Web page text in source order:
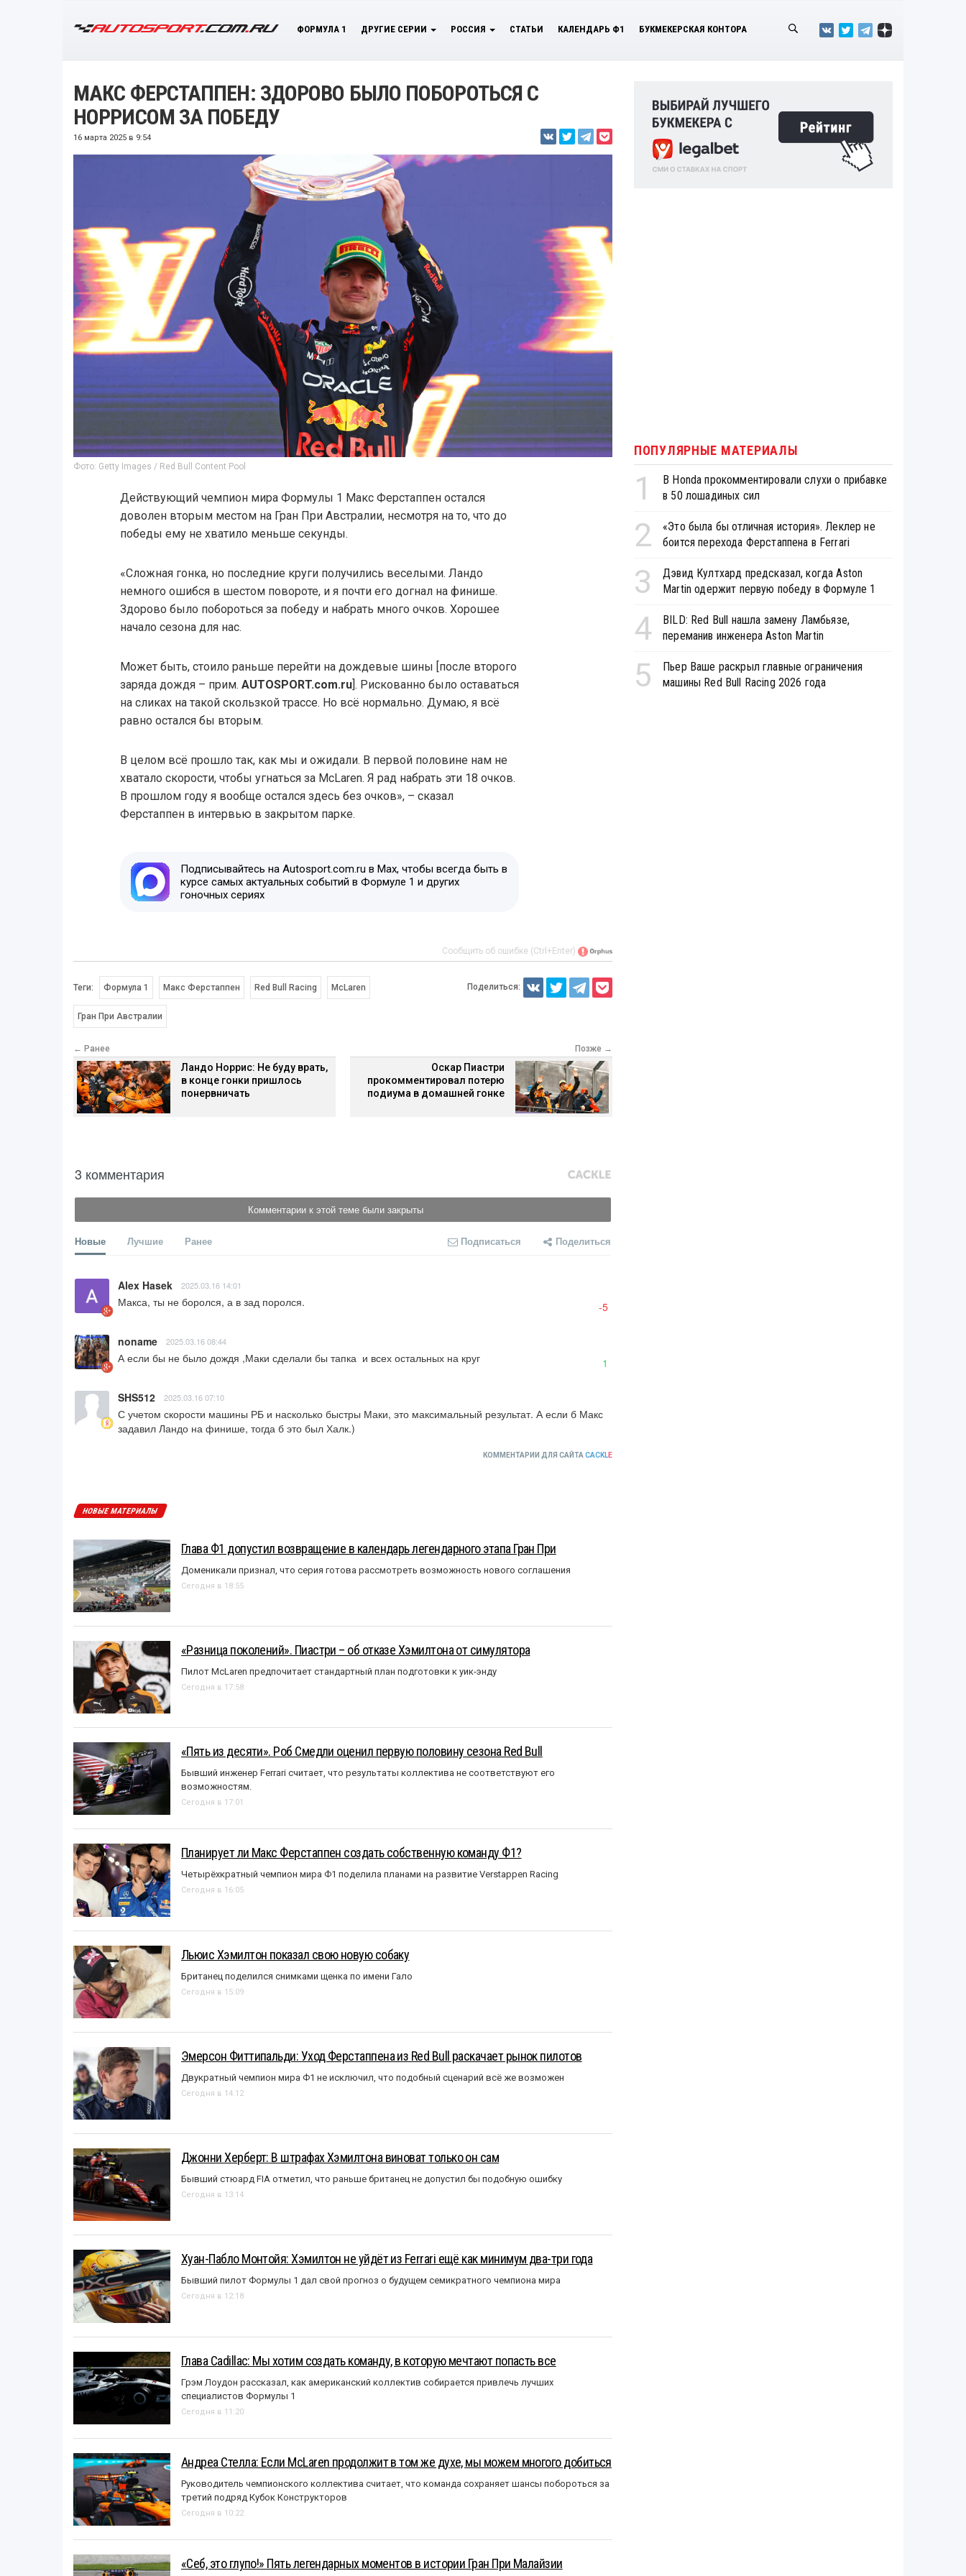
ФОРМУЛА 1 ДРУГИЕ СЕРИИ РОССИЯ СТАТЬИ КАЛЕНДАРЬ Ф1 БУКМЕКЕРСКАЯ КОНТОРА
МАКС ФЕРСТАППЕН: ЗДОРОВО БЫЛО ПОБОРОТЬСЯ С
НОРРИСОМ ЗА ПОБЕДУ
16 марта 2025 в 9:54
Фото: Getty Images / Red Bull Content Pool
Действующий чемпион мира Формулы 1 Макс Ферстаппен остался
доволен вторым местом на Гран При Австралии, несмотря на то, что до
победы ему не хватило меньше секунды.
«Сложная гонка, но последние круги получились веселыми. Ландо
немного ошибся в шестом повороте, и я почти его догнал на финише.
Здорово было побороться за победу и набрать много очков. Хорошее
начало сезона для нас.
Может быть, стоило раньше перейти на дождевые шины [после второго
заряда дождя – прим. AUTOSPORT.com.ru]. Рискованно было оставаться
на сликах на такой скользкой трассе. Но всё нормально. Думаю, я всё
равно остался бы вторым.
В целом всё прошло так, как мы и ожидали. В первой половине нам не
хватало скорости, чтобы угнаться за McLaren. Я рад набрать эти 18 очков.
В прошлом году я вообще остался здесь без очков», – сказал
Ферстаппен в интервью в закрытом парке.
Подписывайтесь на Autosport.com.ru в Max, чтобы всегда быть в
курсе самых актуальных событий в Формуле 1 и других
гоночных сериях
Сообщить об ошибке (Ctrl+Enter)
Теги: Формула 1 Макс Ферстаппен Red Bull Racing McLaren
Гран При Австралии
Поделиться:
← Ранее
Ландо Норрис: Не буду врать,
в конце гонки пришлось
понервничать
Позже →
Оскар Пиастри
прокомментировал потерю
подиума в домашней гонке
3 комментария
Комментарии к этой теме были закрыты
Новые Лучшие Ранее Подписаться Поделиться
Alex Hasek 2025.03.16 14:01
Макса, ты не боролся, а в зад поролся. -5
noname 2025.03.16 08:44
А если бы не было дождя ,Маки сделали бы тапка  и всех остальных на круг 1
SHS512 2025.03.16 07:10
С учетом скорости машины РБ и насколько быстры Маки, это максимальный результат. А если б Макс
задавил Ландо на финише, тогда б это был Халк.)
КОММЕНТАРИИ ДЛЯ САЙТА CACKLE
НОВЫЕ МАТЕРИАЛЫ
Глава Ф1 допустил возвращение в календарь легендарного этапа Гран При
Доменикали признал, что серия готова рассмотреть возможность нового соглашения
Сегодня в 18:55
«Разница поколений». Пиастри – об отказе Хэмилтона от симулятора
Пилот McLaren предпочитает стандартный план подготовки к уик-энду
Сегодня в 17:58
«Пять из десяти». Роб Смедли оценил первую половину сезона Red Bull
Бывший инженер Ferrari считает, что результаты коллектива не соответствуют его
возможностям.
Сегодня в 17:01
Планирует ли Макс Ферстаппен создать собственную команду Ф1?
Четырёхкратный чемпион мира Ф1 поделила планами на развитие Verstappen Racing
Сегодня в 16:05
Льюис Хэмилтон показал свою новую собаку
Британец поделился снимками щенка по имени Гало
Сегодня в 15:09
Эмерсон Фиттипальди: Уход Ферстаппена из Red Bull раскачает рынок пилотов
Двукратный чемпион мира Ф1 не исключил, что подобный сценарий всё же возможен
Сегодня в 14:12
Джонни Херберт: В штрафах Хэмилтона виноват только он сам
Бывший стюард FIA отметил, что раньше британец не допустил бы подобную ошибку
Сегодня в 13:14
Хуан-Пабло Монтойя: Хэмилтон не уйдёт из Ferrari ещё как минимум два-три года
Бывший пилот Формулы 1 дал свой прогноз о будущем семикратного чемпиона мира
Сегодня в 12:18
Глава Cadillac: Мы хотим создать команду, в которую мечтают попасть все
Грэм Лоудон рассказал, как американский коллектив собирается привлечь лучших
специалистов Формулы 1
Сегодня в 11:20
Андреа Стелла: Если McLaren продолжит в том же духе, мы можем многого добиться
Руководитель чемпионского коллектива считает, что команда сохраняет шансы побороться за
третий подряд Кубок Конструкторов
Сегодня в 10:22
«Себ, это глупо!» Пять легендарных моментов в истории Гран При Малайзии
ПОПУЛЯРНЫЕ МАТЕРИАЛЫ
1
В Honda прокомментировали слухи о прибавке
в 50 лошадиных сил
2
«Это была бы отличная история». Леклер не
боится перехода Ферстаппена в Ferrari
3
Дэвид Култхард предсказал, когда Aston
Martin одержит первую победу в Формуле 1
4
BILD: Red Bull нашла замену Ламбьязе,
переманив инженера Aston Martin
5
Пьер Ваше раскрыл главные ограничения
машины Red Bull Racing 2026 года